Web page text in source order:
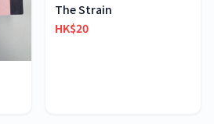
The Strain
HK$20